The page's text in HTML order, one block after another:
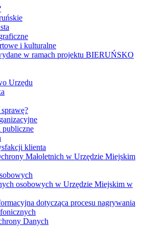
i kulturalne
w ramach projektu BIERUŃSKO
Urzędu
publiczne
klienta
Małoletnich w Urzędzie Miejskim
osobowych w Urzędzie Miejskim w
dotycząca procesu nagrywania
Danych